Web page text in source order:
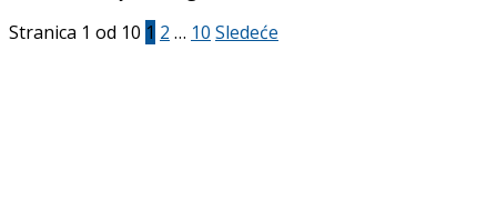
Stranica 1 od 10 1 2 … 10 Sledeće